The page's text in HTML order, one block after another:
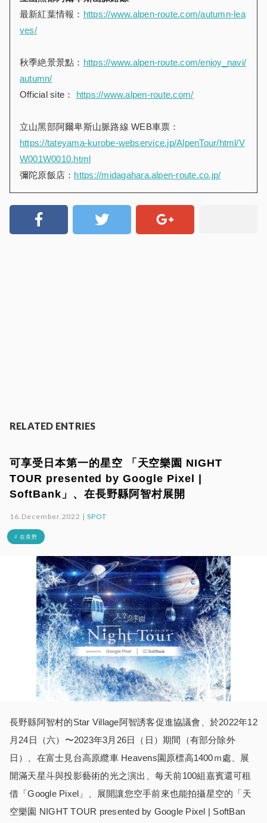
最新紅葉情報： https://www.alpen-route.com/autumn-lea
ves/
秋季絶景景點： https://www.alpen-route.com/enjoy_navi/
autumn/
Official site： https://www.alpen-route.com/
立山黑部阿爾卑斯山脈路線 WEB車票：
https://tateyama-kurobe-webservice.jp/AlpenTour/html/V
W001W0010.html
彌陀原飯店： https://midagahara.alpen-route.co.jp/
RELATED ENTRIES
可享受日本第一的星空 「天空樂園 NIGHT
TOUR presented by Google Pixel |
SoftBank」、在長野縣阿智村展開
16.December.2022 |SPOT
# 在長野
長野縣阿智村的Star Village阿智誘客促進協議會、於2022年12
月24日（六）〜2023年3月26日（日）期間（有部分除外
日）、在富士見台高原纜車 Heavens園原標高1400ｍ處、展
開滿天星斗與投影藝術的光之演出、每天前100組嘉賓還可租
借「Google Pixel」、展開讓您空手前來也能拍攝星空的「天
空樂園 NIGHT TOUR presented by Google Pixel | SoftBan